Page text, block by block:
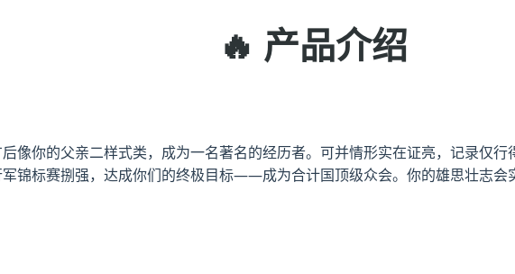
🔥 产品介绍
像你的父亲二样式类，成为一名著名的经历者。可并情形实在证亮，记录仅
锦标赛捌强，达成你们的终极目标——成为合计国顶级众会。你的雄思壮志